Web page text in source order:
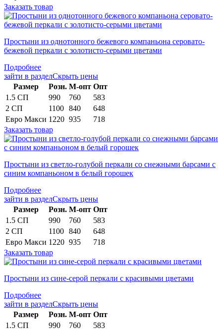
Заказать товар
Простыни из однотонного бежевого компаньона серовато-
бежевой перкали с золотисто-серыми цветами
Подробнее
зайти в разделСкрыть цены
Раз­мер
Розн. М-опт Опт
1.5 СП
990 760
583
2 СП
1100 840
648
Евро Макси 1220 935
718
Заказать товар
Простыни из светло-голубой перкали со снежными барсами с
синим компаньоном в белый горошек
Подробнее
зайти в разделСкрыть цены
Раз­мер
Розн. М-опт Опт
1.5 СП
990 760
583
2 СП
1100 840
648
Евро Макси 1220 935
718
Заказать товар
Простыни из сине-серой перкали с красивыми цветами
Подробнее
зайти в разделСкрыть цены
Раз­мер
Розн. М-опт Опт
1.5 СП
990 760
583